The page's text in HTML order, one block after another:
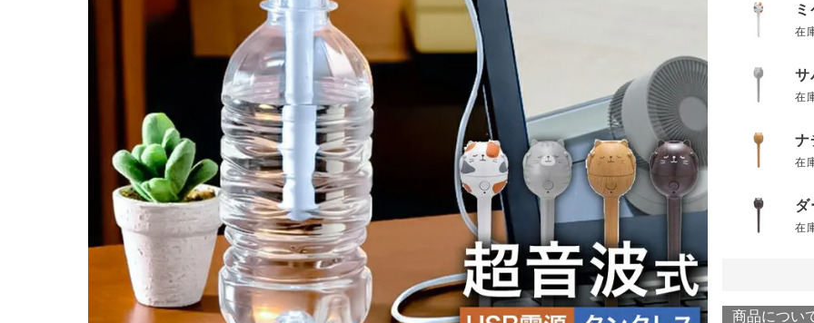
在
サ
在
ナ
在
ダ
在
商品につい